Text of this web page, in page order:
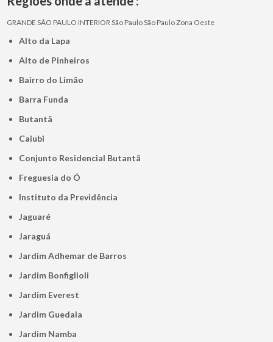
GRANDE SÃO PAULO INTERIORSão PauloSão PauloZona Oeste
Alto da Lapa
Alto de Pinheiros
Bairro do Limão
Barra Funda
Butantã
Caiubi
Conjunto Residencial Butantã
Freguesia do Ó
Instituto da Previdência
Jaguaré
Jaraguá
Jardim Adhemar de Barros
Jardim Bonfiglioli
Jardim Everest
Jardim Guedala
Jardim Namba